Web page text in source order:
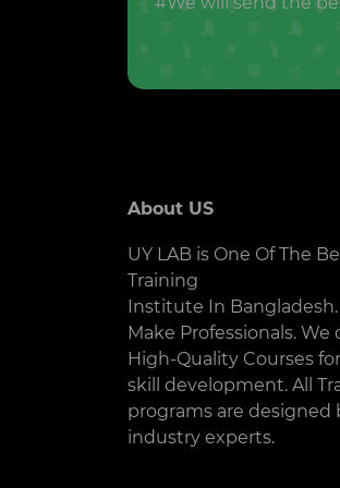
About US
UY LAB is One Of The
Training
Institute In
Make Professionals. We
High-Quality Courses
skill development. All
programs are designed
industry experts.